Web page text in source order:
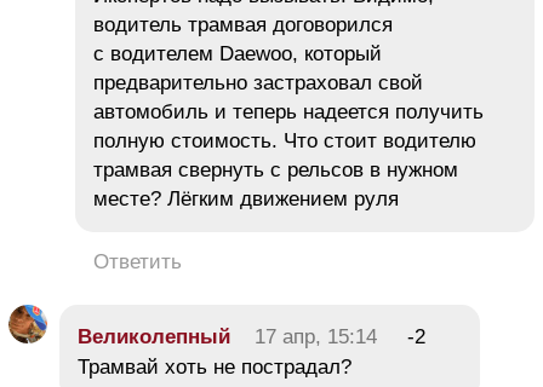
водитель трамвая договорился
с водителем Daewoo, который
предварительно застраховал свой
автомобиль и теперь надеется получить
полную стоимость. Что стоит водителю
трамвая свернуть с рельсов в нужном
месте? Лёгким движением руля
Ответить
Великолепный 17 апр, 15:14
-2
Трамвай хоть не пострадал?